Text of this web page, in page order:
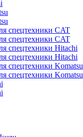
спецтехники CAT
спецтехники CAT
спецтехники Hitachi
спецтехники Hitachi
спецтехники Komatsu
спецтехники Komatsu